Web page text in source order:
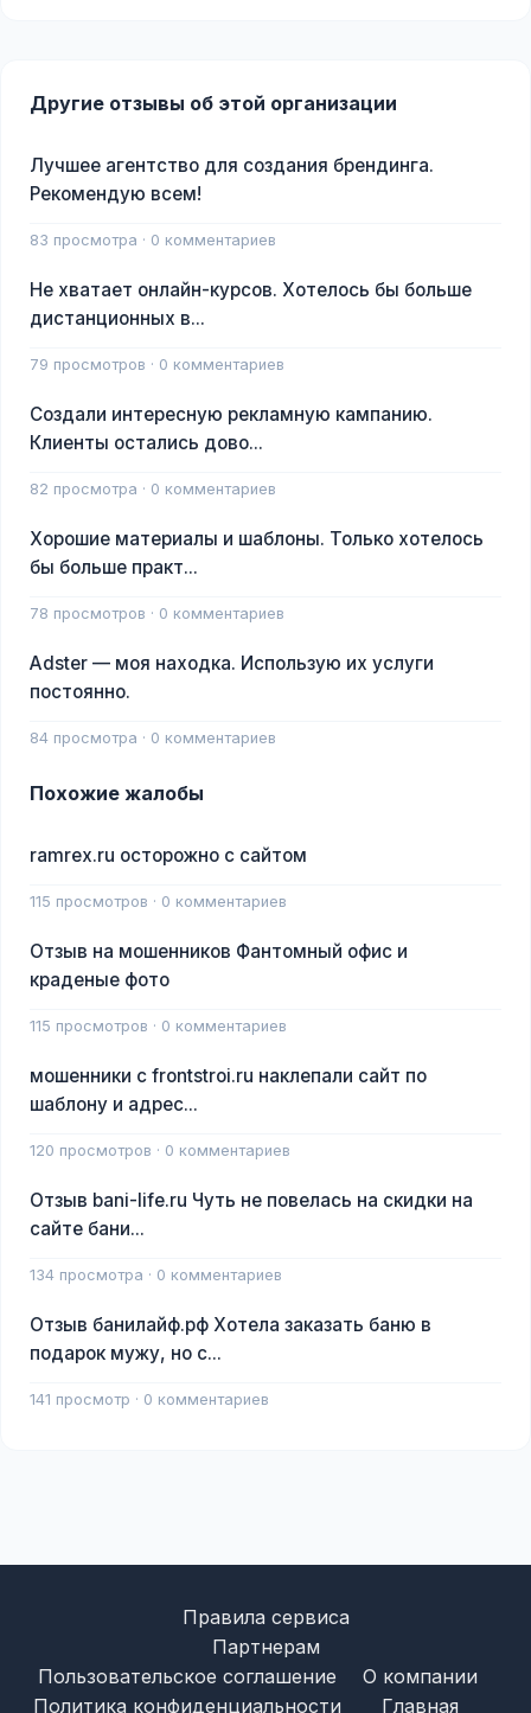
Другие отзывы об этой организации
Лучшее агентство для создания брендинга.
Рекомендую всем!
83 просмотра · 0 комментариев
Не хватает онлайн-курсов. Хотелось бы больше
дистанционных в...
79 просмотров · 0 комментариев
Создали интересную рекламную кампанию.
Клиенты остались дово...
82 просмотра · 0 комментариев
Хорошие материалы и шаблоны. Только хотелось
бы больше практ...
78 просмотров · 0 комментариев
Adster — моя находка. Использую их услуги
постоянно.
84 просмотра · 0 комментариев
Похожие жалобы
ramrex.ru осторожно с сайтом
115 просмотров · 0 комментариев
Отзыв на мошенников Фантомный офис и
краденые фото
115 просмотров · 0 комментариев
мошенники с frontstroi.ru наклепали сайт по
шаблону и адрес...
120 просмотров · 0 комментариев
Отзыв bani-life.ru Чуть не повелась на скидки на
сайте бани...
134 просмотра · 0 комментариев
Отзыв банилайф.рф Хотела заказать баню в
подарок мужу, но с...
141 просмотр · 0 комментариев
Правила сервиса
Партнерам
Пользовательское соглашение
Политика конфиденциальности
О компании
Главная